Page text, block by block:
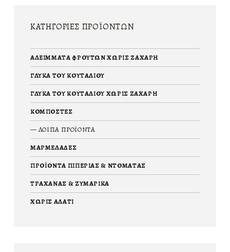
ΚΑΤΗΓΟΡΊΕΣ ΠΡΟΪΌΝΤΩΝ
ΑΛΕΊΜΜΑΤΑ ΦΡΟΎΤΩΝ ΧΩΡΊΣ ΖΆΧΑΡΗ
ΓΛΥΚΆ ΤΟΥ ΚΟΥΤΑΛΙΟΎ
ΓΛΥΚΆ ΤΟΥ ΚΟΥΤΑΛΙΟΎ ΧΩΡΊΣ ΖΆΧΑΡΗ
ΚΟΜΠΌΣΤΕΣ
ΛΟΙΠΑ ΠΡΟΪΟΝΤΑ
ΜΑΡΜΕΛΆΔΕΣ
ΠΡΟΪΌΝΤΑ ΠΙΠΕΡΙΆΣ & ΝΤΟΜΆΤΑΣ
ΤΡΑΧΑΝΆΣ & ΖΥΜΑΡΙΚΆ
ΧΩΡΊΣ ΑΛΆΤΙ